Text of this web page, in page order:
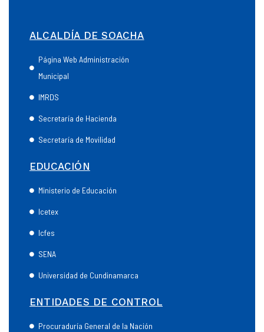
ALCALDÍA DE SOACHA
Página Web Administración
Municipal
IMRDS
Secretaría de Hacienda
Secretaría de Movilidad
EDUCACIÓN
Ministerio de Educación
Icetex
Icfes
SENA
Universidad de Cundinamarca
ENTIDADES DE CONTROL
Procuraduría General de la Nación